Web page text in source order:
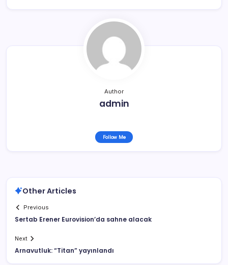
Author
admin
Follow Me
Other Articles
Previous
Sertab Erener Eurovision’da sahne alacak
Next
Arnavutluk: “Titan” yayınlandı